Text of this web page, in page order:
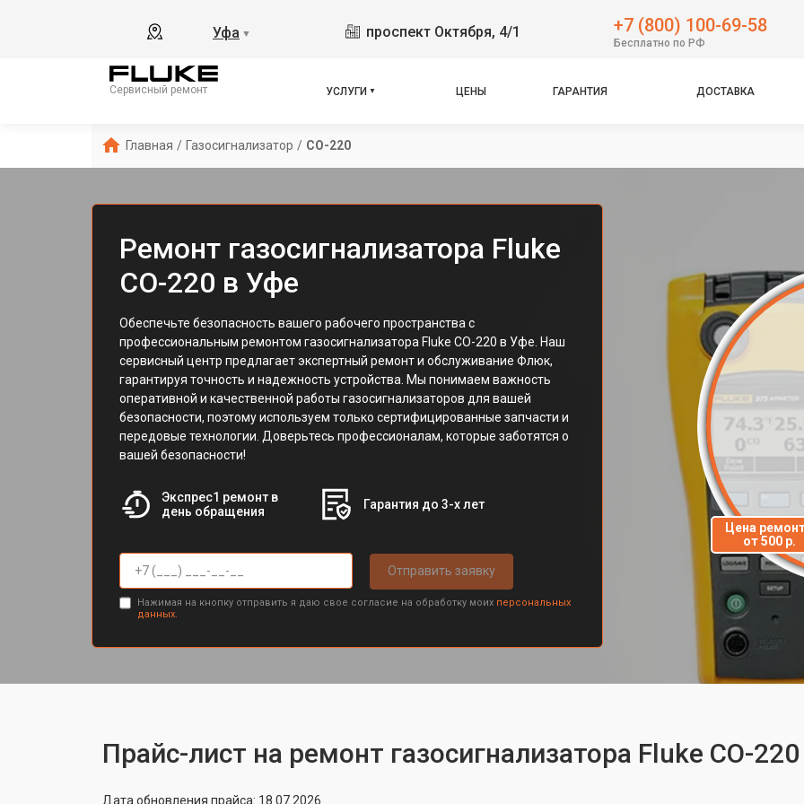
Уфа ▼ проспект Октября, 4/1 +7 (800) 100-69-58
Бесплатно по РФ
Сервисный ремонт УСЛУГИ ЦЕНЫ ГАРАНТИЯ ДОСТАВКА
Главная / Газосигнализатор / CO-220
Ремонт газосигнализатора Fluke
CO-220 в Уфе
Обеспечьте безопасность вашего рабочего пространства с
профессиональным ремонтом газосигнализатора Fluke CO-220 в Уфе. Наш
сервисный центр предлагает экспертный ремонт и обслуживание Флюк,
гарантируя точность и надежность устройства. Мы понимаем важность
оперативной и качественной работы газосигнализаторов для вашей
безопасности, поэтому используем только сертифицированные запчасти и
передовые технологии. Доверьтесь профессионалам, которые заботятся о
вашей безопасности!
Экспрес1 ремонт в
день обращения
Гарантия до 3-х лет
Отправить заявку
Нажимая на кнопку отправить я даю свое согласие на обработку моих персональных
данных.
Цена
от 500 р.
Прайс-лист на ремонт газосигнализатора Fluke CO-220
Дата обновления прайса: 18.07.2026